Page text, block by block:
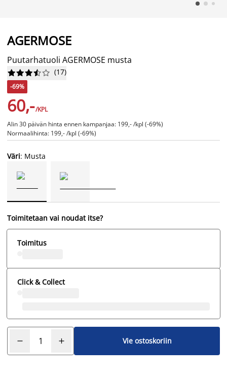
AGERMOSE
Puutarhatuoli AGERMOSE musta





 (17)
-69%
60,-/KPL
Alin 30 päivän hinta ennen kampanjaa: 199,- /kpl (-69%)
Normaalihinta: 199,- /kpl (-69%)
Väri: Musta
Toimitetaan vai noudat itse?
Toimitus
Click & Collect
Vie ostoskoriin